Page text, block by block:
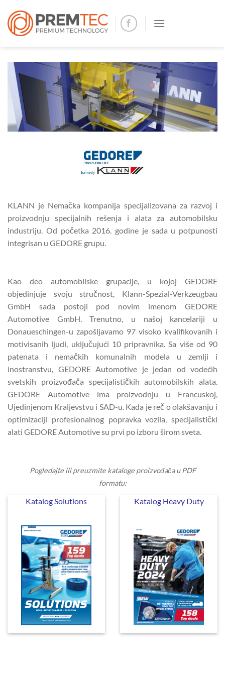
content
KLANN je Nemačka kompanija specijalizovana za razvoj i
proizvodnju specijalnih rešenja i alata za automobilsku
industriju. Od početka 2016. godine je sada u potpunosti
integrisan u GEDORE grupu.
Kao deo automobilske grupacije, u kojoj GEDORE
objedinjuje svoju stručnost, Klann-Spezial-Verkzeugbau
GmbH sada postoji pod novim imenom GEDORE
Automotive GmbH. Trenutno, u našoj kancelariji u
Donaueschingen-u zapošljavamo 97 visoko kvalifikovanih i
motivisanih ljudi, uključujući 10 pripravnika. Sa više od 90
patenata i nemačkih komunalnih modela u zemlji i
inostranstvu, GEDORE Automotive je jedan od vodećih
svetskih proizvođača specijalističkih automobilskih alata.
GEDORE Automotive ima proizvodnju u Francuskoj,
Ujedinjenom Kraljevstvu i SAD-u. Kada je reč o olakšavanju i
optimizaciji profesionalnog popravka vozila, specijalistički
alati GEDORE Automotive su prvi po izboru širom sveta.
Pogledajte ili preuzmite kataloge proizvođača u PDF
formatu:
Katalog Solutions Katalog Heavy Duty